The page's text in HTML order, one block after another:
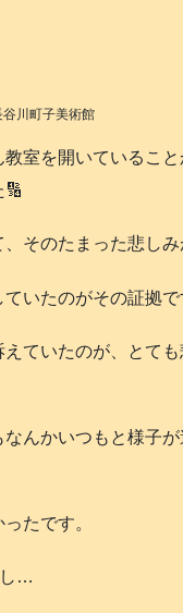
川町子美術館
室を開いているこ
🔢
そのたまった悲し
いたのがその証拠
ていたのが、とて
んかいつもと様子
たです。
し…